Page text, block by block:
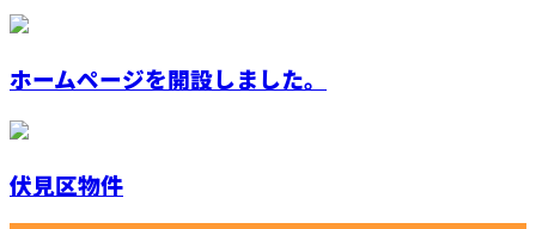
ホームページを開設しました。
伏見区物件